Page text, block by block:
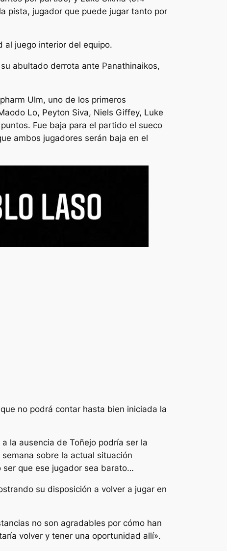
pista, jugador que puede jugar tanto por
al juego interior del equipo.
abultado derrota ante Panathinaikos,
Ulm, uno de los primeros
Lo, Peyton Siva, Niels Giffey, Luke
Fue baja para el partido el sueco
ambos jugadores serán baja en el
no podrá contar hasta bien iniciada la
la ausencia de Toñejo podría ser la
sobre la actual situación
ser que ese jugador sea barato…
su disposición a volver a jugar en
no son agradables por cómo han
volver y tener una oportunidad allí».